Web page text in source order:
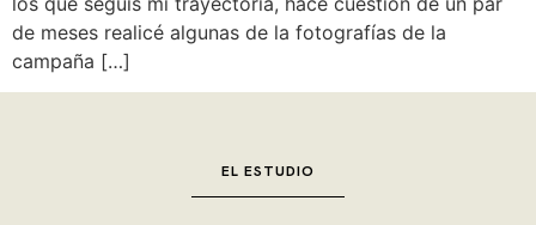
de meses realicé algunas de la fotografías de la
campaña […]
EL ESTUDIO